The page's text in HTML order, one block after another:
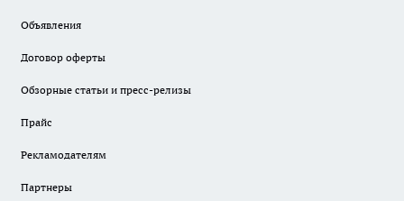
Объявления
Договор оферты
Обзорные статьи и пресс-релизы
Прайс
Рекламодателям
Партнеры